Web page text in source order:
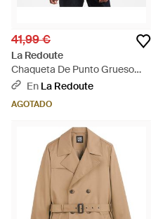
41,99 €
La Redoute
Chaqueta De Punto Grueso
Con Cierre Mediante
Neutro
En La Redoute
AGOTADO